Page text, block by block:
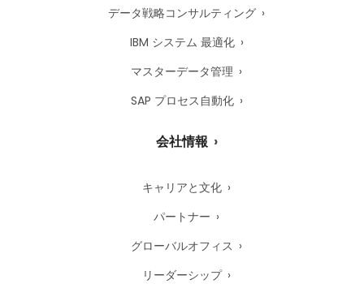
データ戦略コンサルティング
IBM システム 最適化
マスターデータ管理
SAP プロセス自動化
会社情報
キャリアと文化
パートナー
グローバルオフィス
リーダーシップ